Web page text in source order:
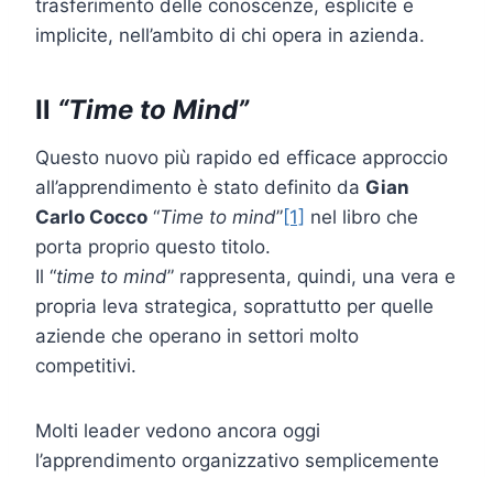
trasferimento delle conoscenze, esplicite e
implicite, nell’ambito di chi opera in azienda.
Il “Time to Mind”
Questo nuovo più rapido ed efficace approccio
all’apprendimento è stato definito da Gian
Carlo Cocco “Time to mind”[1] nel libro che
porta proprio questo titolo.
Il “time to mind” rappresenta, quindi, una vera e
propria leva strategica, soprattutto per quelle
aziende che operano in settori molto
competitivi.
Molti leader vedono ancora oggi
l’apprendimento organizzativo semplicemente